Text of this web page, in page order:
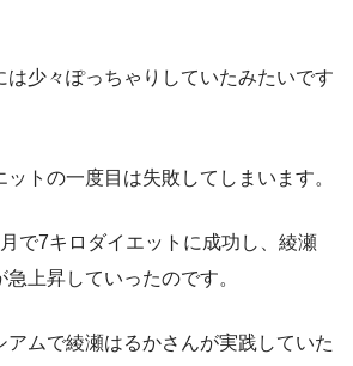
は少々ぽっちゃりしていたみたいです
ットの一度目は失敗してしまいます。
で7キロダイエットに成功し、綾瀬
上昇していったのです。
アムで綾瀬はるかさんが実践していた